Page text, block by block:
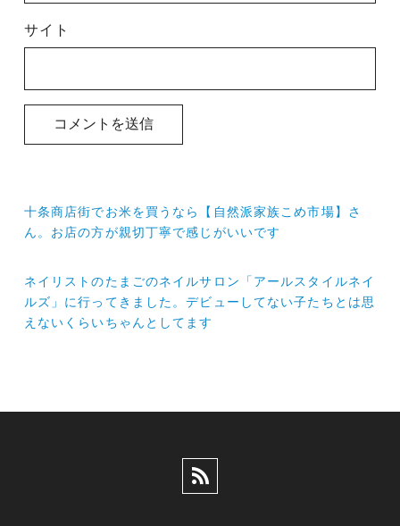
サイト
投
稿
ビ
ゲ
ョ
十条商店街でお米を買うなら【自然派家族こめ市場】さ
ん。お店の方が親切丁寧で感じがいいです
ネイリストのたまごのネイルサロン「アールスタイルネイ
ルズ」に行ってきました。デビューしてない子たちとは思
えないくらいちゃんとしてます